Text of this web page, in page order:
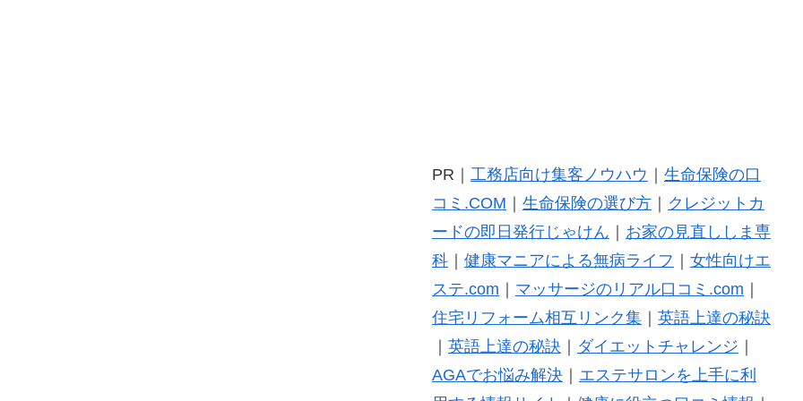
PR｜ 工務店向け集客ノウハウ ｜ 生命保険の口
コミ.COM ｜ 生命保険の選び方｜ クレジットカ
ードの即日発行じゃけん ｜ お家の見直ししま専
科｜ 健康マニアによる無病ライフ ｜ 女性向けエ
ステ.com ｜ マッサージのリアル口コミ.com ｜
住宅リフォーム相互リンク集｜ 英語上達の秘訣
｜ 英語上達の秘訣 ｜ ダイエットチャレンジ ｜
AGAでお悩み解決｜ エステサロンを上手に利